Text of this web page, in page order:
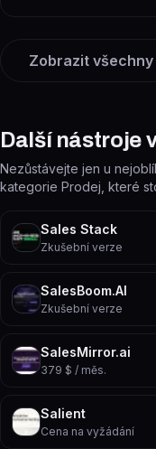
Zobrazit
Další nástroje
Nezůstávejte jen u
kategorie Prodej, které
Sales Stack
Zkušební verze
SalesBoom.AI
Zkušební verze
SalesMirror.ai
379 $ / měs.
Salient
Cena na vyžádání